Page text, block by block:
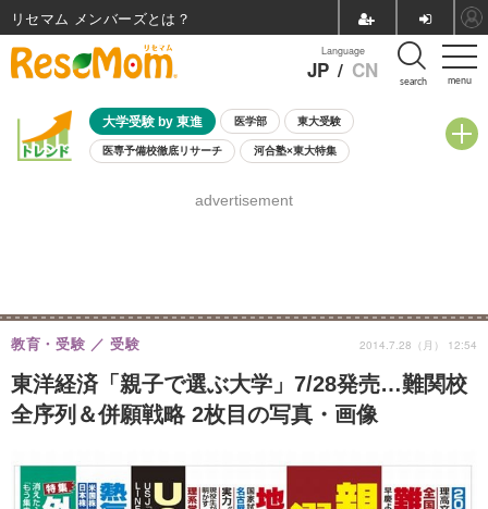
menu
Language
JP / CN search
大学受験 by 東進 医学部 東大受験
医専予備校徹底リサーチ 河合塾×東大特集
8月開催学校説明会・相談会
advertisement
東洋経済「親子で選ぶ大学」7/28発売…難関校
全序列＆併願戦略 2枚目の写真・画像
教育・受験 受験 2014.7.28（月） 12:54
リセマム メンバーズ